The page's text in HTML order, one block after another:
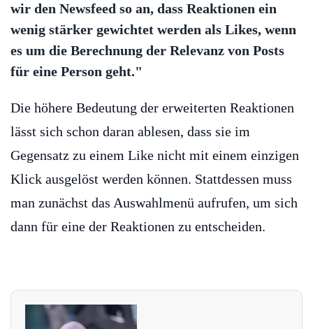
wir den Newsfeed so an, dass Reaktionen ein
wenig stärker gewichtet werden als Likes, wenn
es um die Berechnung der Relevanz von Posts
für eine Person geht."
Die höhere Bedeutung der erweiterten Reaktionen
lässt sich schon daran ablesen, dass sie im
Gegensatz zu einem Like nicht mit einem einzigen
Klick ausgelöst werden können. Stattdessen muss
man zunächst das Auswahlmenü aufrufen, um sich
dann für eine der Reaktionen zu entscheiden.